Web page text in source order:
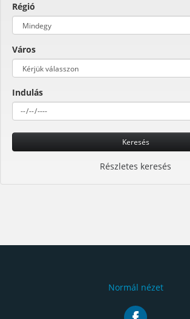
Régió
Város
Indulás
Keresés
Részletes keresés
Normál nézet